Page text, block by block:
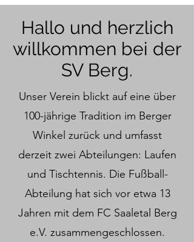
Hallo und herzlich
willkommen bei der
SV Berg.
Unser Verein blickt auf eine über
100-jährige Tradition im Berger
Winkel zurück und umfasst
derzeit zwei Abteilungen: Laufen
und Tischtennis. Die Fußball-
Abteilung hat sich vor etwa 13
Jahren mit dem FC Saaletal Berg
e.V. zusammengeschlossen.